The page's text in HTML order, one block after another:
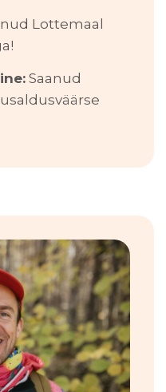
Lottemaal
Saanud